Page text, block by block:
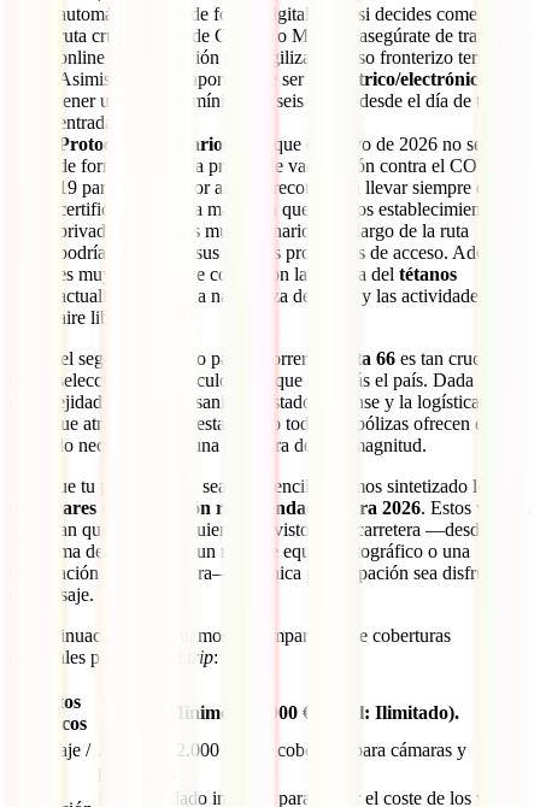
automáticamente de forma digital, pero si decides comenzar tu
ruta cruzando desde Canadá o México, asegúrate de tramitarlo
online con antelación para agilizar el paso fronterizo terrestre.
Asimismo, tu pasaporte debe ser
biométrico/electrónico
tener una validez mínima de seis meses desde el día de tu
entrada al país.
Protocolos Sanitarios:
Aunque en mayo de 2026 no se exige
de forma general la prueba de vacunación contra el COVID-
19 para ingresar por aire, se recomienda llevar siempre el
certificado digital a mano, ya que algunos establecimientos
privados o eventos multitudinarios a lo largo de la ruta
podrían mantener sus propios protocolos de acceso. Además,
es muy aconsejable contar con la vacuna del tétanos
actualizada, dada la naturaleza del viaje y las actividades al
aire libre.
Elegir el seguro adecuado para recorrer la
Ruta 66 es tan crucial
como seleccionar el vehículo en el que cruzarás el país. Dada la
complejidad del sistema sanitario estadounidense y la logística de un
viaje que atraviesa ocho estados, no todas las pólizas ofrecen el
respaldo necesario para una aventura de esta magnitud.
Para que tu planificación sea más sencilla, hemos sintetizado los
estándares de protección recomendados para 2026. Estos valores
aseguran que, ante cualquier imprevisto en la carretera —desde un
problema de salud hasta un robo de equipo fotográfico o una
cancelación de última hora—, tu única preocupación sea disfrutar
del paisaje.
A continuación, presentamos la comparativa de coberturas
esenciales para tu
road trip:
Gastos
Médicos
Mínimo 500.000 € (Ideal: Ilimitado).
Equipaje /
Al menos 2.000 € (con cobertura para cámaras y
Recomendado incluirla para cubrir el coste de los vuelos